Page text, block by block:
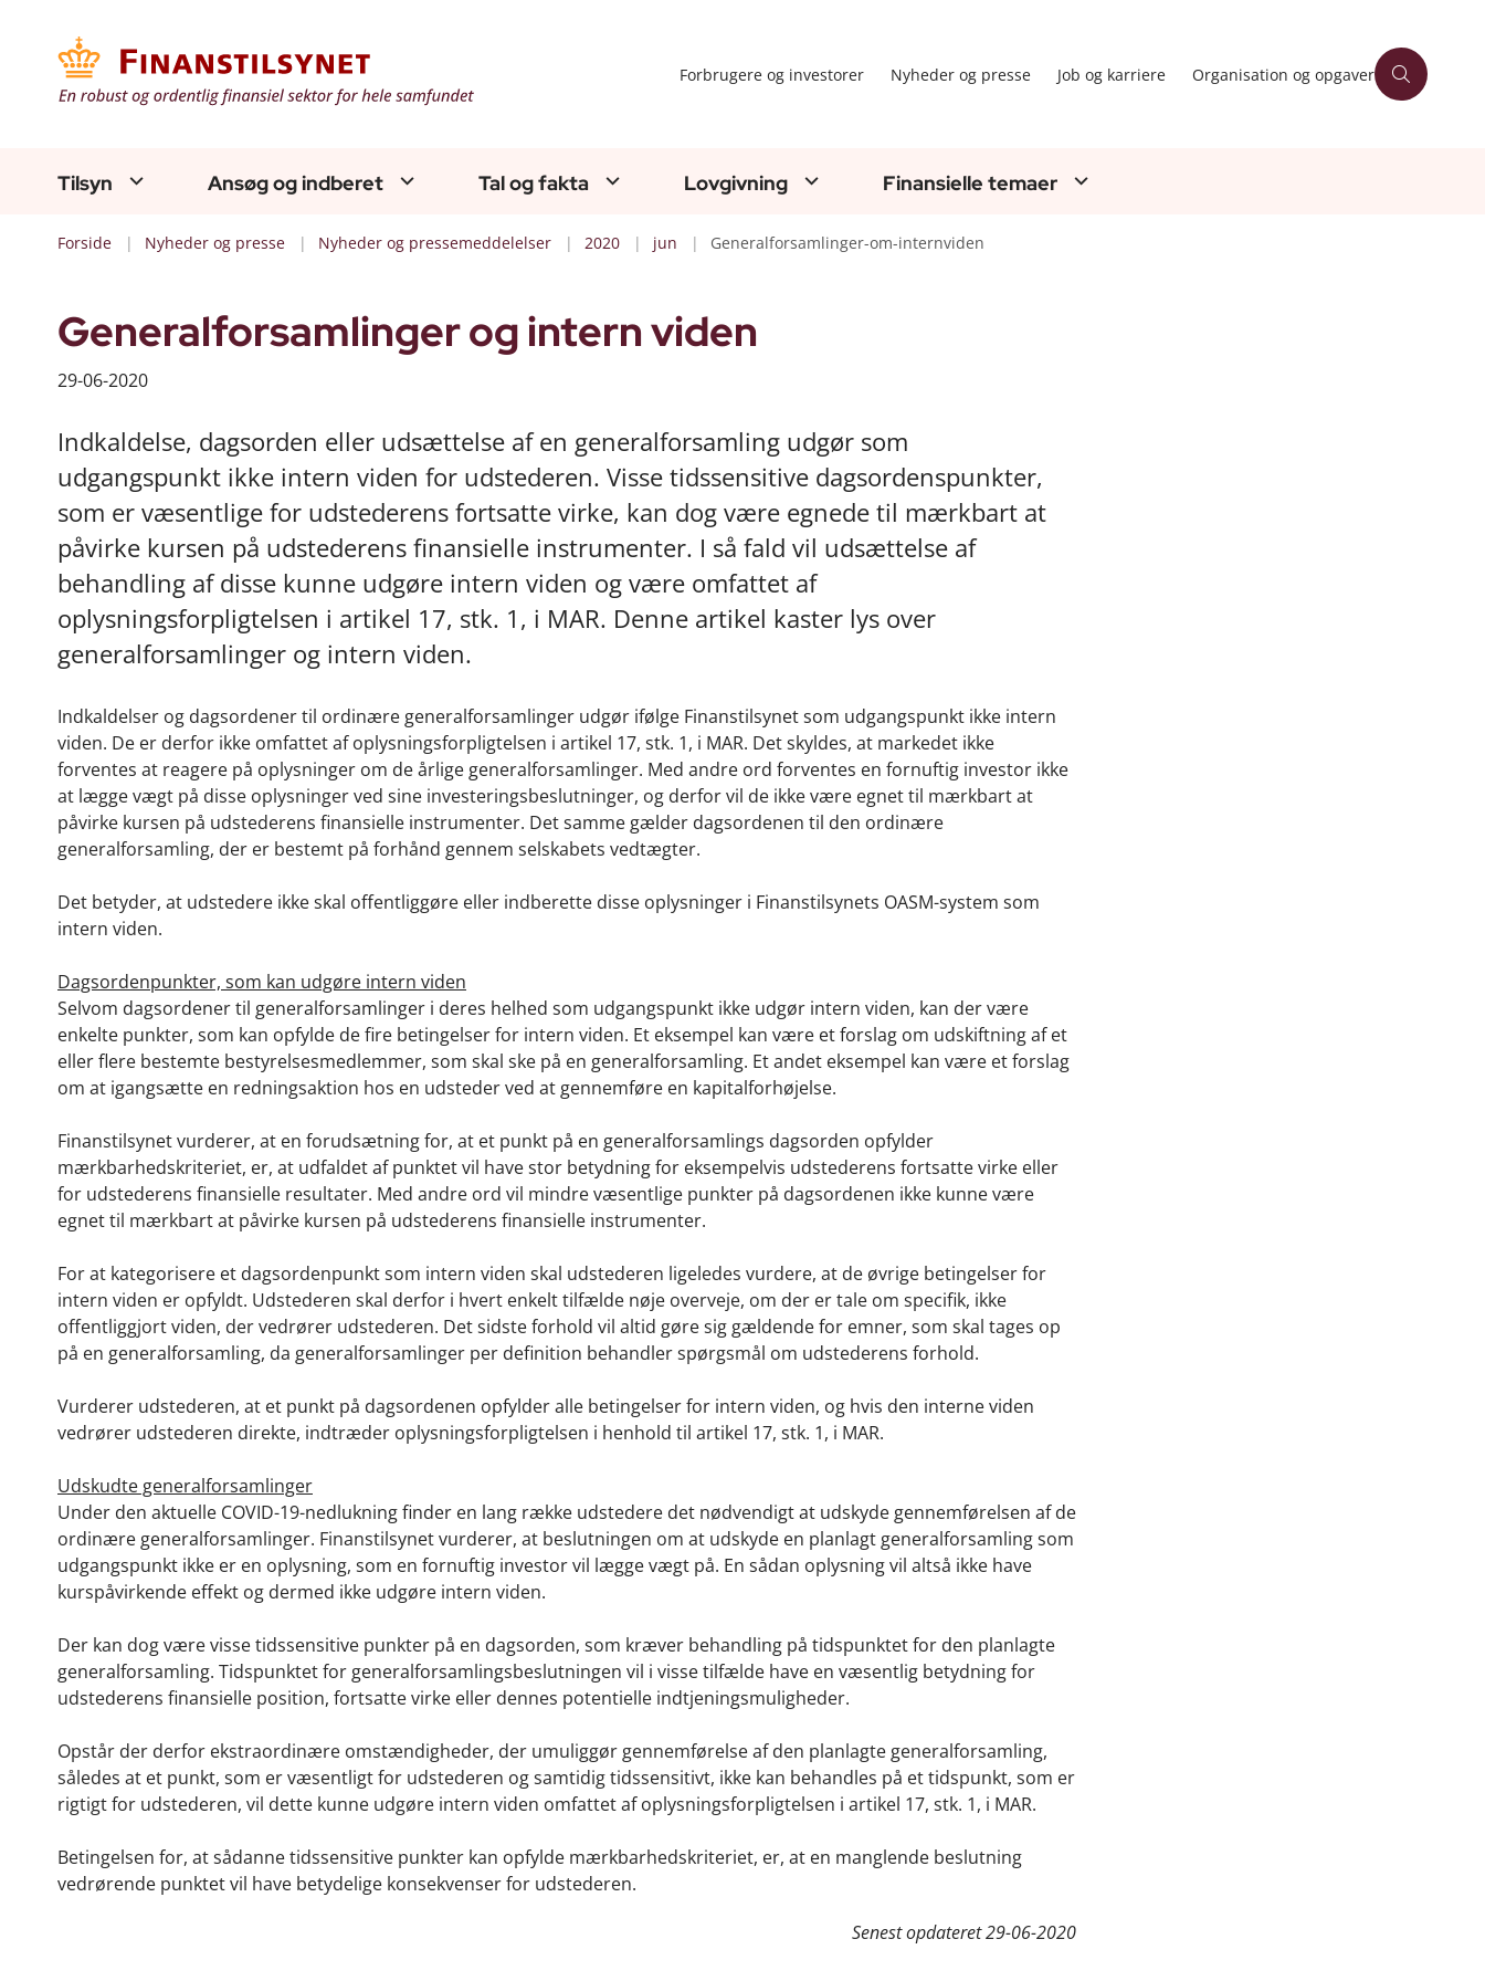
Forbrugere og investorer Nyheder og presse Job og karriere Organisation og opgaver
Tilsyn Ansøg og indberet Tal og fakta Lovgivning Finansielle temaer
Forside Nyheder og presse Nyheder og pressemeddelelser 2020 jun Generalforsamlinger-om-internviden
Generalforsamlinger og intern viden
29-06-2020
Indkaldelse, dagsorden eller udsættelse af en generalforsamling udgør som
udgangspunkt ikke intern viden for udstederen. Visse tidssensitive dagsordenspunkter,
som er væsentlige for udstederens fortsatte virke, kan dog være egnede til mærkbart at
påvirke kursen på udstederens finansielle instrumenter. I så fald vil udsættelse af
behandling af disse kunne udgøre intern viden og være omfattet af
oplysningsforpligtelsen i artikel 17, stk. 1, i MAR. Denne artikel kaster lys over
generalforsamlinger og intern viden.
Indkaldelser og dagsordener til ordinære generalforsamlinger udgør ifølge Finanstilsynet som udgangspunkt ikke intern
viden. De er derfor ikke omfattet af oplysningsforpligtelsen i artikel 17, stk. 1, i MAR. Det skyldes, at markedet ikke
forventes at reagere på oplysninger om de årlige generalforsamlinger. Med andre ord forventes en fornuftig investor ikke
at lægge vægt på disse oplysninger ved sine investeringsbeslutninger, og derfor vil de ikke være egnet til mærkbart at
påvirke kursen på udstederens finansielle instrumenter. Det samme gælder dagsordenen til den ordinære
generalforsamling, der er bestemt på forhånd gennem selskabets vedtægter.
Det betyder, at udstedere ikke skal offentliggøre eller indberette disse oplysninger i Finanstilsynets OASM-system som
intern viden.
Dagsordenpunkter, som kan udgøre intern viden
Selvom dagsordener til generalforsamlinger i deres helhed som udgangspunkt ikke udgør intern viden, kan der være
enkelte punkter, som kan opfylde de fire betingelser for intern viden. Et eksempel kan være et forslag om udskiftning af et
eller flere bestemte bestyrelsesmedlemmer, som skal ske på en generalforsamling. Et andet eksempel kan være et forslag
om at igangsætte en redningsaktion hos en udsteder ved at gennemføre en kapitalforhøjelse.
Finanstilsynet vurderer, at en forudsætning for, at et punkt på en generalforsamlings dagsorden opfylder
mærkbarhedskriteriet, er, at udfaldet af punktet vil have stor betydning for eksempelvis udstederens fortsatte virke eller
for udstederens finansielle resultater. Med andre ord vil mindre væsentlige punkter på dagsordenen ikke kunne være
egnet til mærkbart at påvirke kursen på udstederens finansielle instrumenter.
For at kategorisere et dagsordenpunkt som intern viden skal udstederen ligeledes vurdere, at de øvrige betingelser for
intern viden er opfyldt. Udstederen skal derfor i hvert enkelt tilfælde nøje overveje, om der er tale om specifik, ikke
offentliggjort viden, der vedrører udstederen. Det sidste forhold vil altid gøre sig gældende for emner, som skal tages op
på en generalforsamling, da generalforsamlinger per definition behandler spørgsmål om udstederens forhold.
Vurderer udstederen, at et punkt på dagsordenen opfylder alle betingelser for intern viden, og hvis den interne viden
vedrører udstederen direkte, indtræder oplysningsforpligtelsen i henhold til artikel 17, stk. 1, i MAR.
Udskudte generalforsamlinger
Under den aktuelle COVID-19-nedlukning finder en lang række udstedere det nødvendigt at udskyde gennemførelsen af de
ordinære generalforsamlinger. Finanstilsynet vurderer, at beslutningen om at udskyde en planlagt generalforsamling som
udgangspunkt ikke er en oplysning, som en fornuftig investor vil lægge vægt på. En sådan oplysning vil altså ikke have
kurspåvirkende effekt og dermed ikke udgøre intern viden.
Der kan dog være visse tidssensitive punkter på en dagsorden, som kræver behandling på tidspunktet for den planlagte
generalforsamling. Tidspunktet for generalforsamlingsbeslutningen vil i visse tilfælde have en væsentlig betydning for
udstederens finansielle position, fortsatte virke eller dennes potentielle indtjeningsmuligheder.
Opstår der derfor ekstraordinære omstændigheder, der umuliggør gennemførelse af den planlagte generalforsamling,
således at et punkt, som er væsentligt for udstederen og samtidig tidssensitivt, ikke kan behandles på et tidspunkt, som er
rigtigt for udstederen, vil dette kunne udgøre intern viden omfattet af oplysningsforpligtelsen i artikel 17, stk. 1, i MAR.
Betingelsen for, at sådanne tidssensitive punkter kan opfylde mærkbarhedskriteriet, er, at en manglende beslutning
vedrørende punktet vil have betydelige konsekvenser for udstederen.
Senest opdateret29-06-2020